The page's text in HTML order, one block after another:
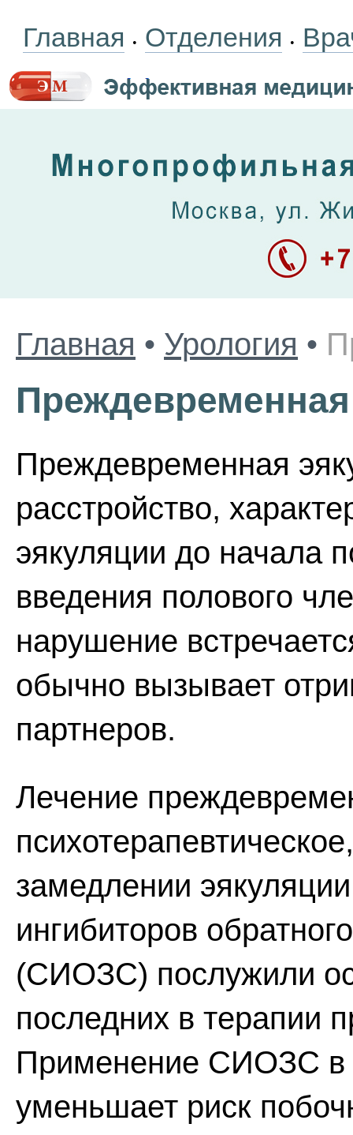
Главная • Отделения •
Главная • Урология •
Преждевременная
расстройство,
эякуляции до начала
введения полового
нарушение
обычно вызывает
партнеров.
Лечение
замедлении
ингибиторов
(СИОЗС) послужили
последних в терапии
Применение СИОЗС в
уменьшает риск